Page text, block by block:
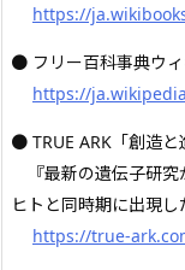
https://
● フリー百科事典ウィ
https://
● TRUE ARK「創造と
『最新の遺伝子研究
ヒトと同時期に出現し
https://true-